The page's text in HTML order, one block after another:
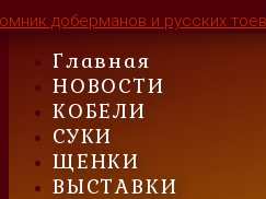
Skip
contentГлавная
НОВОСТИ
КОБЕЛИ
СУКИ
ЩЕНКИ
ВЫСТАВКИ